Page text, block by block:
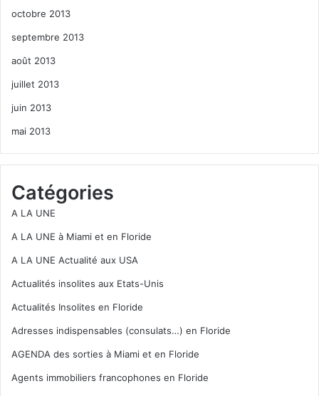
octobre 2013
septembre 2013
août 2013
juillet 2013
juin 2013
mai 2013
Catégories
A LA UNE
A LA UNE à Miami et en Floride
A LA UNE Actualité aux USA
Actualités insolites aux Etats-Unis
Actualités Insolites en Floride
Adresses indispensables (consulats…) en Floride
AGENDA des sorties à Miami et en Floride
Agents immobiliers francophones en Floride